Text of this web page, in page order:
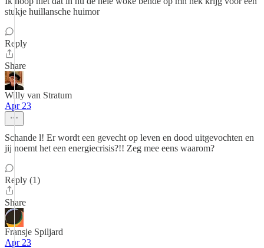
stukje huillansche huimor
Reply
Share
Willy van Stratum
Apr 23
Schande l! Er wordt een gevecht op leven en dood uitgevochten en
jij noemt het een energiecrisis?!! Zeg mee eens waarom?
Reply (1)
Share
Fransje Spiljard
Apr 23